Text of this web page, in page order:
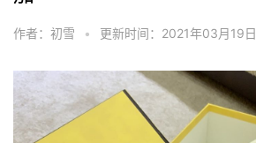
作者：初雪 • 更新时间：2021年03月19日